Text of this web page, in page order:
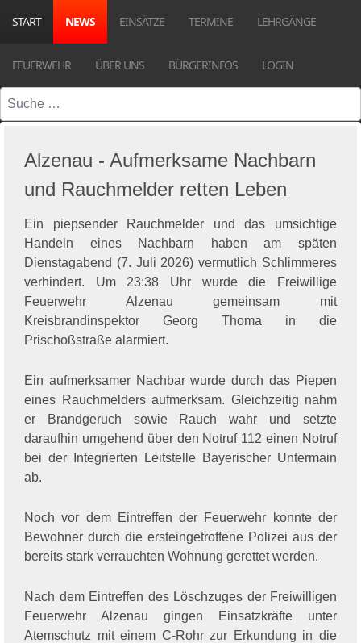
START NEWS EINSÄTZE TERMINE LEHRGÄNGE
FEUERWEHR ÜBER UNS BÜRGERINFOS LOGIN
Suchen
Alzenau - Aufmerksame Nachbarn
und Rauchmelder retten Leben
Ein piepsender Rauchmelder und das umsichtige
Handeln eines Nachbarn haben am späten
Dienstagabend (7. Juli 2026) vermutlich Schlimmeres
verhindert. Um 23:38 Uhr wurde die Freiwillige
Feuerwehr Alzenau gemeinsam mit
Kreisbrandinspektor Georg Thoma in die
Prischoßstraße alarmiert.
Ein aufmerksamer Nachbar wurde durch das Piepen
eines Rauchmelders aufmerksam. Gleichzeitig nahm
er Brandgeruch sowie Rauch wahr und setzte
daraufhin umgehend über den Notruf 112 einen Notruf
bei der Integrierten Leitstelle Bayerischer Untermain
ab.
Noch vor dem Eintreffen der Feuerwehr konnte der
Bewohner durch die ersteingetroffene Polizei aus der
bereits stark verrauchten Wohnung gerettet werden.
Nach dem Eintreffen des Löschzuges der Freiwilligen
Feuerwehr Alzenau gingen Einsatzkräfte unter
Atemschutz mit einem C-Rohr zur Erkundung in die